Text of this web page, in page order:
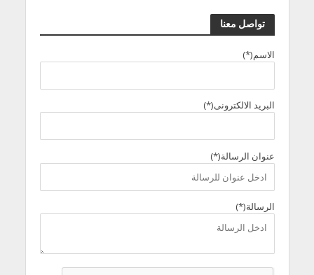
تواصل معنا
الاسم(*)
البريد الالكترونى(*)
عنوان الرسالة(*)
الرسالة(*)